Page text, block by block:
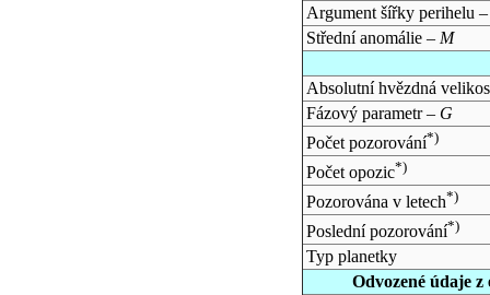
Argument šířky perihelu
Střední anomálie – M
Absolutní hvězdná
Fázový parametr – G
Počet pozorování*)
Počet opozic*)
Pozorována v letech*)
Poslední pozorování*)
Typ planetky
Odvozené údaje